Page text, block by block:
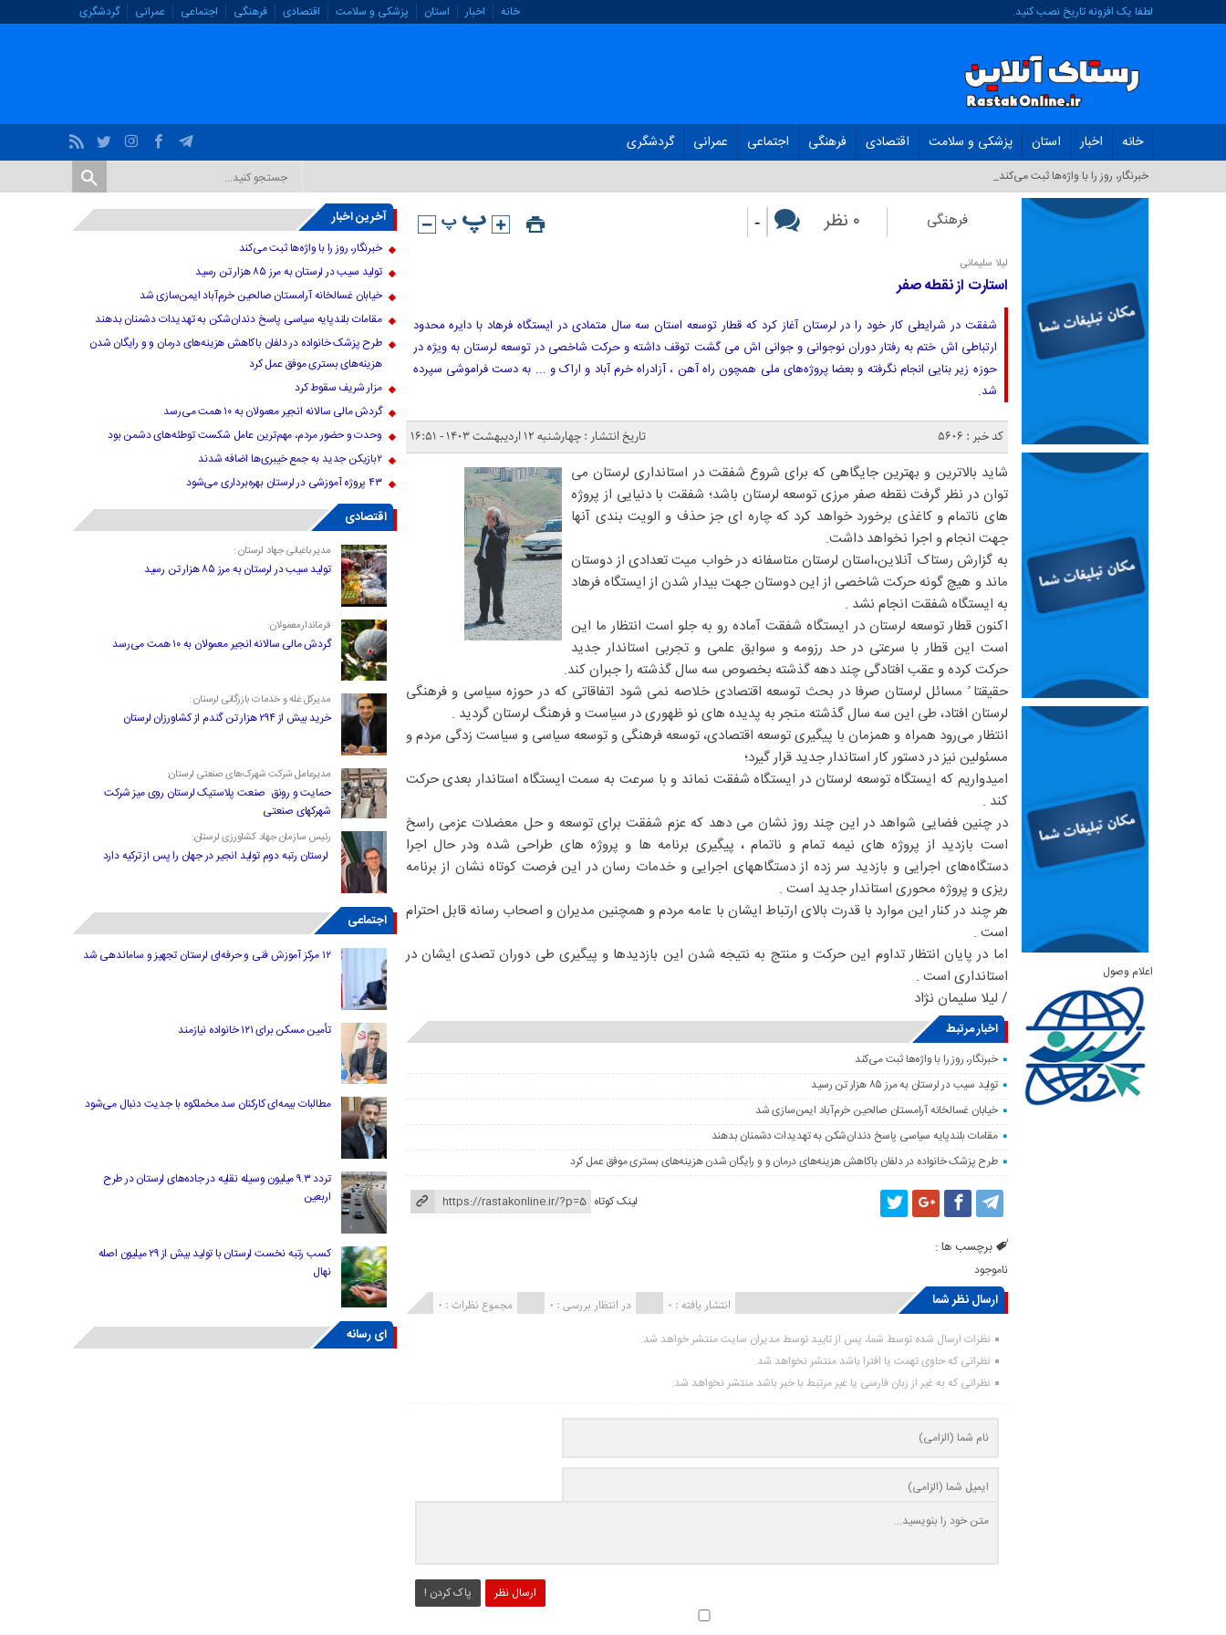
لطفا یک افزونه تاریخ نصب کنید. خانه اخبار استان پزشکی و سلامت اقتصادی فرهنگی اجتماعی عمرانی گردشگری
خانه اخبار استان پزشکی و سلامت اقتصادی فرهنگی اجتماعی عمرانی گردشگری
تولی_
فرهنگی ۰ نظر -
لیلا سلیمانی
استارت از نقطه صفر
شفقت در شرایطی کار خود را در لرستان آغاز کرد که قطار توسعه استان سه سال متمادی در ایستگاه فرهاد با دایره محدود
ارتباطی اش ختم به رفتار دوران نوجوانی و جوانی اش می گشت توقف داشته و حرکت شاخصی در توسعه لرستان به ویژه در
حوزه زیر بنایی انجام نگرفته و بعضا پروژه‌های ملی همچون راه آهن ، آزادراه خرم آباد و اراک و ... به دست فراموشی سپرده
شد.
کد خبر : 5606 تاریخ انتشار : چهارشنبه ۱۲ اردیبهشت ۱۴۰۳ - ۱۶:۵۱
شاید بالاترین و بهترین جایگاهی که برای شروع شفقت در استانداری لرستان می
توان در نظر گرفت نقطه صفر مرزی توسعه لرستان باشد؛ شفقت با دنیایی از پروژه
های ناتمام و کاغذی برخورد خواهد کرد که چاره ای جز حذف و الویت بندی آنها
جهت انجام و اجرا نخواهد داشت.
به گزارش رستاک آنلاین،استان لرستان متاسفانه در خواب میت تعدادی از دوستان
ماند و هیچ گونه حرکت شاخصی از این دوستان جهت بیدار شدن از ایستگاه فرهاد
به ایستگاه شفقت انجام نشد .
اکنون قطار توسعه لرستان در ایستگاه شفقت آماده رو به جلو است انتظار ما این
است این قطار با سرعتی در حد رزومه و سوابق علمی و تجربی استاندار جدید
حرکت کرده و عقب افتادگی چند دهه گذشته بخصوص سه سال گذشته را جبران کند.
حقیقتا ً مسائل لرستان صرفا در بحث توسعه اقتصادی خلاصه نمی شود اتفاقاتی که در حوزه سیاسی و فرهنگی
لرستان افتاد، طی این سه سال گذشته منجر به پدیده های نو ظهوری در سیاست و فرهنگ لرستان گردید .
انتظار می‌رود همراه و همزمان با پیگیری توسعه اقتصادی، توسعه فرهنگی و توسعه سیاسی و سیاست زدگی مردم و
مسئولین نیز در دستور کار استاندار جدید قرار گیرد؛
امیدواریم که ایستگاه توسعه لرستان در ایستگاه شفقت نماند و با سرعت به سمت ایستگاه استاندار بعدی حرکت
کند .
در چنین فضایی شواهد در این چند روز نشان می دهد که عزم شفقت برای توسعه و حل معضلات عزمی راسخ
است بازدید از پروژه‌ های نیمه تمام و ناتمام ، پیگیری برنامه ها و پروژه های طراحی شده ودر حال اجرا
دستگاه‌های اجرایی و بازدید سر زده از دستگاههای اجرایی و خدمات رسان در این فرصت کوتاه نشان از برنامه
ریزی و پروژه محوری استاندار جدید است .
هر چند در کنار این موارد با قدرت بالای ارتباط ایشان با عامه مردم و همچنین مدیران و اصحاب رسانه قابل احترام
است .
اما در پایان انتظار تداوم این حرکت و منتج به نتیجه شدن این بازدیدها و پیگیری طی دوران تصدی ایشان در
استانداری است .
/ لیلا سلیمان نژاد
اخبار مرتبط
خبرنگار، روز را با واژه‌ها ثبت می‌کند
تولید سیب در لرستان به مرز ۸۵ هزار تن رسید
خیابان غسالخانه آرامستان صالحین خرم‌آباد ایمن‌سازی شد
مقامات بلندپایه سیاسی پاسخ دندان‌شکن به تهدیدات دشمنان بدهند
طرح پزشک خانواده در دلفان باکاهش هزینه‌های درمان و و رایگان شدن هزینه‌های بستری موفق عمل کرد
لینک کوتاه
برچسب ها :
ناموجود
ارسال نظر شما مجموع نظرات : 0 در انتظار بررسی : 0 انتشار یافته : ۰
نظرات ارسال شده توسط شما، پس از تایید توسط مدیران سایت منتشر خواهد شد.
نظراتی که حاوی تهمت یا افترا باشد منتشر نخواهد شد.
نظراتی که به غیر از زبان فارسی یا غیر مرتبط با خبر باشد منتشر نخواهد شد.
ارسال نظر پاک کردن !
اعلام وصول
آخرین اخبار
خبرنگار، روز را با واژه‌ها ثبت می‌کند
تولید سیب در لرستان به مرز ۸۵ هزار تن رسید
خیابان غسالخانه آرامستان صالحین خرم‌آباد ایمن‌سازی شد
مقامات بلندپایه سیاسی پاسخ دندان‌شکن به تهدیدات دشمنان بدهند
طرح پزشک خانواده در دلفان باکاهش هزینه‌های درمان و و رایگان شدن
هزینه‌های بستری موفق عمل کرد
مزار شریف سقوط کرد
گردش مالی سالانه انجیر معمولان به ۱۰ همت می‌رسد
وحدت و حضور مردم، مهم‌ترین عامل شکست توطئه‌های دشمن بود
۲بازیکن جدید به جمع خیبری‌ها اضافه شدند
۴۳ پروژه آموزشی در لرستان بهره‌برداری می‌شود
اقتصادی
مدیر باغبانی جهاد لرستان :
تولید سیب در لرستان به مرز ۸۵ هزار تن رسید
فرماندارمعمولان:
گردش مالی سالانه انجیر معمولان به ۱۰ همت می‌رسد
مدیرکل غله و خدمات بازرگانی لرستان :
خرید بیش از ۲۹۴ هزار تن گندم از کشاورزان لرستان
مدیرعامل شرکت شهرک‌های صنعتی لرستان:
حمایت و رونق صنعت پلاستیک لرستان روی میز شرکت
شهرکهای صنعتی
رئیس سازمان جهاد کشاورزی لرستان:
لرستان رتبه دوم تولید انجیر در جهان را پس از ترکیه دارد
اجتماعی
۱۲ مرکز آموزش فنی و حرفه‌ای لرستان تجهیز و ساماندهی شد
تأمین مسکن برای ۱۲۱ خانواده نیازمند
مطالبات بیمه‌ای کارکنان سد مخملکوه با جدیت دنبال می‌شود
تردد ۹.۳ میلیون وسیله نقلیه در جاده‌های لرستان در طرح
اربعین
کسب رتبه نخست لرستان با تولید بیش از ۲۹ میلیون اصله
نهال
ای رسانه